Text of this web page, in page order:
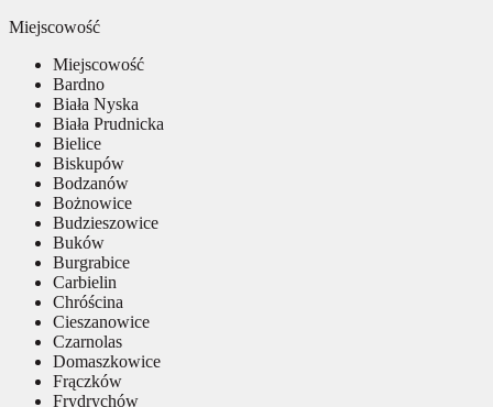
Miejscowość
Miejscowość
Bardno
Biała Nyska
Biała Prudnicka
Bielice
Biskupów
Bodzanów
Bożnowice
Budzieszowice
Buków
Burgrabice
Carbielin
Chróścina
Cieszanowice
Czarnolas
Domaszkowice
Frączków
Frydrychów